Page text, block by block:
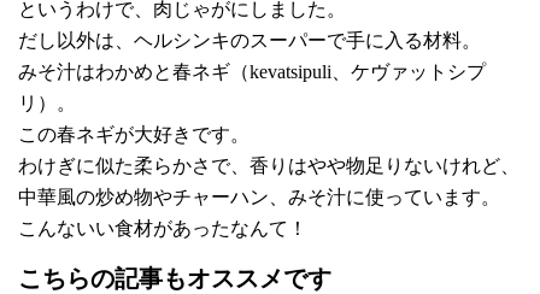
というわけで、肉じゃがにしました。
だし以外は、ヘルシンキのスーパーで手に入る材料。
みそ汁はわかめと春ネギ（kevatsipuli、ケヴァットシプ
リ）。
この春ネギが大好きです。
わけぎに似た柔らかさで、香りはやや物足りないけれど、
中華風の炒め物やチャーハン、みそ汁に使っています。
こんないい食材があったなんて！
こちらの記事もオススメです